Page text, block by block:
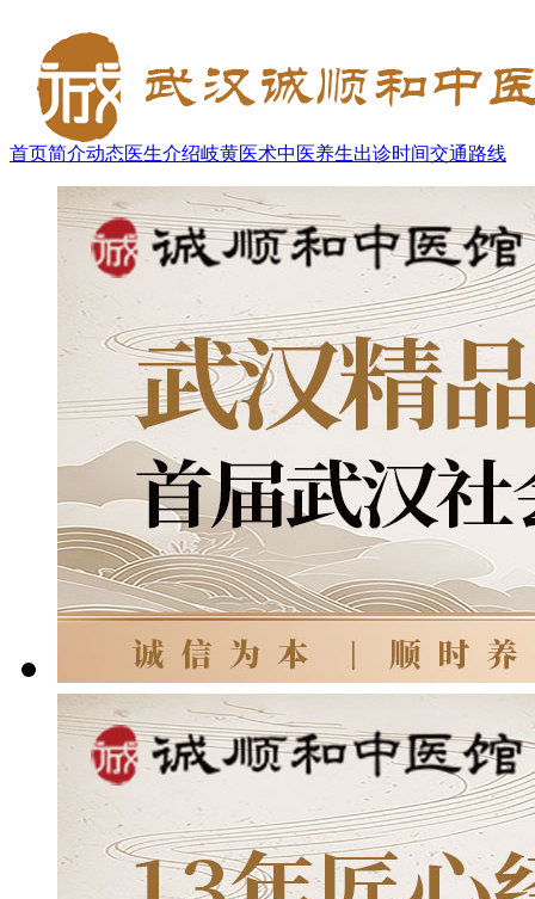
首页简介动态医生介绍岐黄医术中医养生出诊时间交通路线